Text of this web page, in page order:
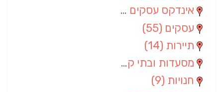
אינדקס עסקים מרחבי
עסקים (55)
תיירות (14)
מסעדות ובתי קפה
חנויות (9)